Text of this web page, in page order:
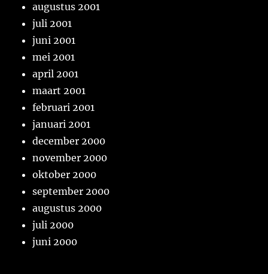
augustus 2001
juli 2001
juni 2001
mei 2001
april 2001
maart 2001
februari 2001
januari 2001
december 2000
november 2000
oktober 2000
september 2000
augustus 2000
juli 2000
juni 2000